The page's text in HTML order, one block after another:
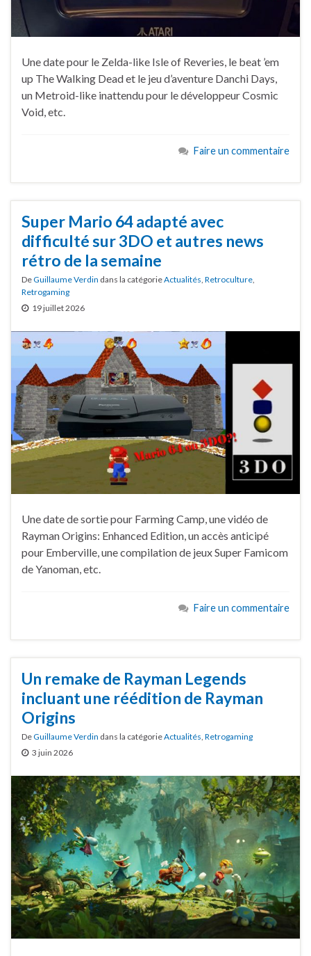
Une date pour le Zelda-like Isle of Reveries, le beat ’em
up The Walking Dead et le jeu d’aventure Danchi Days,
un Metroid-like inattendu pour le développeur Cosmic
Void, etc.
Faire un commentaire
Super Mario 64 adapté avec
difficulté sur 3DO et autres news
rétro de la semaine
DeGuillaume Verdin dans la catégorieActualités Retroculture
Retrogaming
19 juillet 2026
Une date de sortie pour Farming Camp, une vidéo de
Rayman Origins: Enhanced Edition, un accès anticipé
pour Emberville, une compilation de jeux Super Famicom
de Yanoman, etc.
Faire un commentaire
Un remake de Rayman Legends
incluant une réédition de Rayman
Origins
DeGuillaume Verdin dans la catégorieActualités Retrogaming
3 juin 2026